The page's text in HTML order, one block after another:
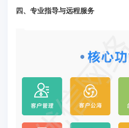
四、专业指导与远程服务